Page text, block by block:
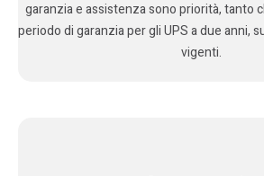
garanzia e assistenza sono priorità, tanto
periodo di garanzia per gli UPS a due anni,
vigenti.